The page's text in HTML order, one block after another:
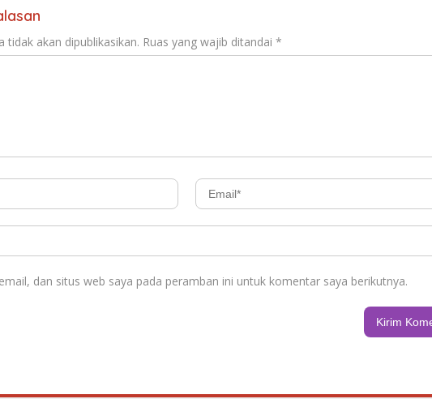
tidak akan dipublikasikan. Ruas yang wajib ditandai *
dan situs web saya pada peramban ini untuk komentar saya berikutnya.